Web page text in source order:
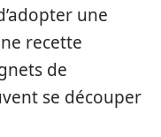
une
recette
de
se découper